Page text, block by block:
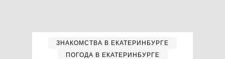
ЗНАКОМСТВА В ЕКАТЕРИНБУРГЕ
ПОГОДА В ЕКАТЕРИНБУРГЕ